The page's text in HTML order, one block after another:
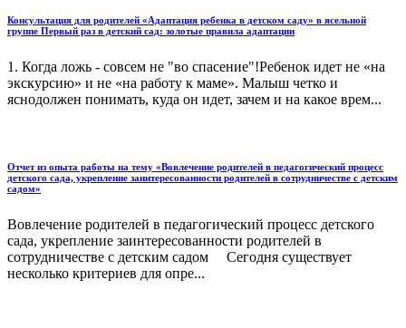
Консультация для родителей «Адаптация ребенка в детском саду» в ясельной
группе Первый раз в детский сад: золотые правила адаптации
1. Когда ложь - совсем не "во спасение"!Ребенок идет не «на
экскурсию» и не «на работу к маме». Малыш четко и
яснодолжен понимать, куда он идет, зачем и на какое врем...
Отчет из опыта работы на тему «Вовлечение родителей в педагогический процесс
детского сада, укрепление заинтересованности родителей в сотрудничестве с детским
садом»
Вовлечение родителей в педагогический процесс детского
сада, укрепление заинтересованности родителей в
сотрудничестве с детским садом Сегодня существует
несколько критериев для опре...